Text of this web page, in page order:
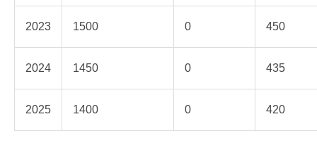
2023 1500 0 450
2024 1450 0 435
2025 1400 0 420